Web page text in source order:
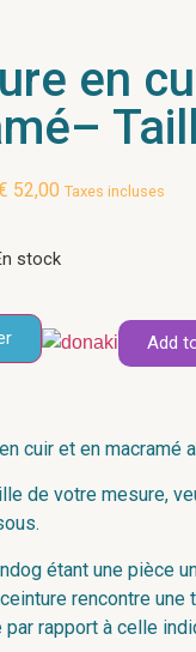
en
52,00 Taxes incluses
stock
Add
cuir et en macramé
de votre mesure,
étant une pièce
rencontre une
rapport à celle